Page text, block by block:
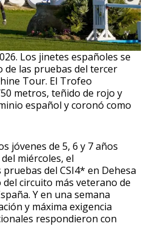
Los jinetes españoles se
las pruebas del tercer
Tour. El Trofeo
metros, teñido de rojo y
español y coronó como
jóvenes de 5, 6 y 7 años
miércoles, el
del CSI4* en Dehesa
circuito más veterano de
Y en una semana
y máxima exigencia
respondieron con